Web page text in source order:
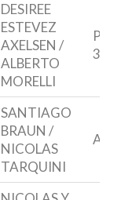
DESIREE
ESTEVEZ
AXELSEN /
ALBERTO
MORELLI
34
SANTIAGO
BRAUN /
NICOLAS
TARQUINI